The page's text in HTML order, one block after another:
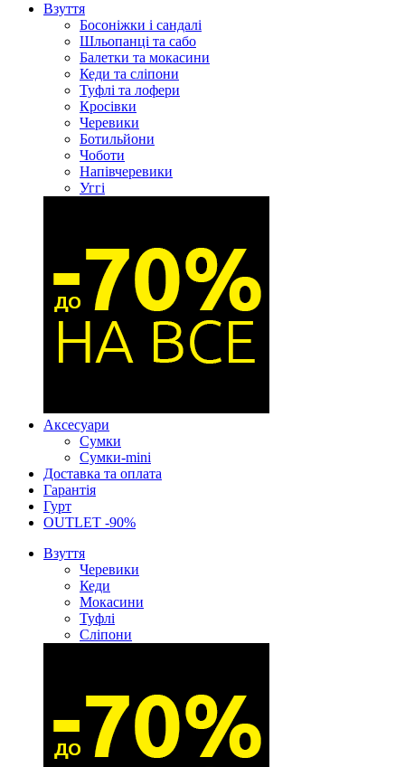
Взуття
Босоніжки і сандалі
Шльопанці та сабо
Балетки та мокасини
Кеди та сліпони
Туфлі та лофери
Кросівки
Черевики
Ботильйони
Чоботи
Напівчеревики
Уггі
Аксесуари
Сумки
Сумки-mini
Доставка та оплата
Гарантія
Гурт
OUTLET -90%
Взуття
Черевики
Кеди
Мокасини
Туфлі
Сліпони